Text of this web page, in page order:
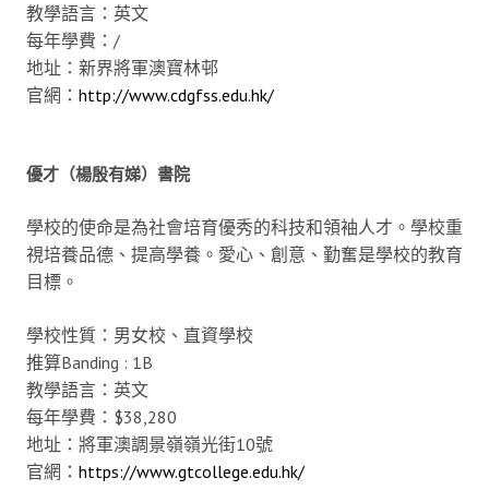
教學語言：英文
每年學費：/
地址：新界將軍澳寶林邨
官網： http://www.cdgfss.edu.hk/
優才（楊殷有娣）書院
學校的使命是為社會培育優秀的科技和領袖人才。學校重
視培養品德、提高學養。愛心、創意、勤奮是學校的教育
目標。
學校性質：男女校、直資學校
推算Banding : 1B
教學語言：英文
每年學費：$38,280
地址：將軍澳調景嶺嶺光街10號
官網： https://www.gtcollege.edu.hk/